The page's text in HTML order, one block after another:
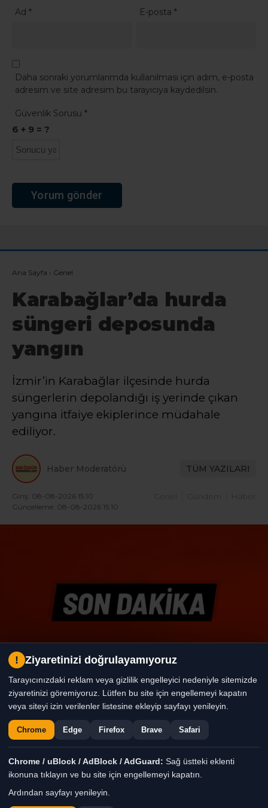
Ad * E-posta*
Daha sonraki yorumlarımda kullanılması için adım, e-posta
adresim ve site adresim bu tarayıcıya kaydedilsin.
Güvenlik Sorusu *
6 + 9 = ?
Ana Sayfa › Genel
Karabağlar’da hurda
süngeri deposunda
yangın
İzmir’in Karabağlar ilçesinde hurda
süngerlerin depolandığı iş yerinde çıkan
yangına itfaiye ekiplerince müdahale
ediliyor.
Haber Moderatörü TÜM YAZILARI
Giriş: 08-08-2026 15:10
Güncelleme: 08-08-2026 15:10
Gündem Haber
! Ziyaretinizi doğrulayamıyoruz
Tarayıcınızdaki reklam veya gizlilik engelleyici nedeniyle sitemizde
ziyaretinizi göremiyoruz. Lütfen bu site için engellemeyi kapatın
veya siteyi izin verilenler listesine ekleyip sayfayı yenileyin.
Chrome Edge Firefox Brave Safari
Chrome / uBlock / AdBlock / AdGuard: Sağ üstteki eklenti
ikonuna tıklayın ve bu site için engellemeyi kapatın.
Ardından sayfayı yenileyin.